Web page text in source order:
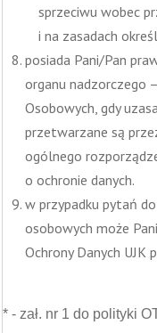
sprzeciwu wobec
i na zasadach
posiada Pani/Pan
organu nadzorczego
Osobowych, gdy
przetwarzane są
ogólnego
o ochronie danych.
w przypadku pytań
osobowych może
Ochrony Danych UJK
* - zał. nr 1 do polityki